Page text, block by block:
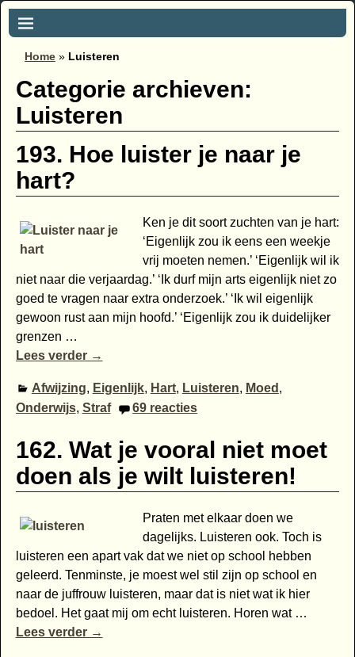
Home » Luisteren
Categorie archieven:
Luisteren
193. Hoe luister je naar je
hart?
Ken je dit soort zuchten van je hart:
‘Eigenlijk zou ik eens een weekje
vrij moeten nemen.’ ‘Eigenlijk wil ik
niet naar die verjaardag.’ ‘Ik durf mijn arts eigenlijk niet zo
goed te vragen naar extra onderzoek.’ ‘Ik wil eigenlijk
gewoon rust aan mijn hoofd.’ ‘Eigenlijk zou ik duidelijker
grenzen …
Lees verder →
Afwijzing, Eigenlijk, Hart, Luisteren, Moed ,
Onderwijs, Straf 69 reacties
162. Wat je vooral niet moet
doen als je wilt luisteren!
Praten met elkaar doen we
dagelijks. Luisteren ook. Toch is
luisteren een apart vak dat we niet op school hebben
geleerd. Tenminste, je moest wel stil zijn op school en
naar de juffrouw luisteren, maar dat is niet wat ik hier
bedoel. Het gaat mij om echt luisteren. Horen wat …
Lees verder →